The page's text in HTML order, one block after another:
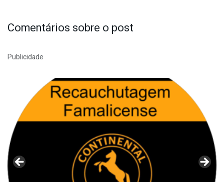
Comentários sobre o post
Publicidade